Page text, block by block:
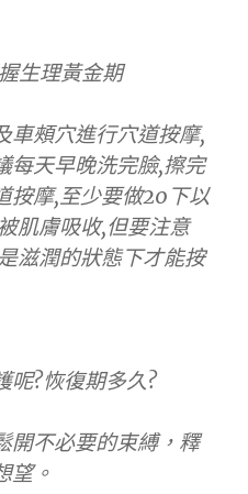
生理黃金期
車頰穴進行穴道按摩,
每天早晚洗完臉,擦完
按摩,至少要做20下以
肌膚吸收,但要注意
滋潤的狀態下才能按
呢?恢復期多久?
開不必要的束縛，釋
望。